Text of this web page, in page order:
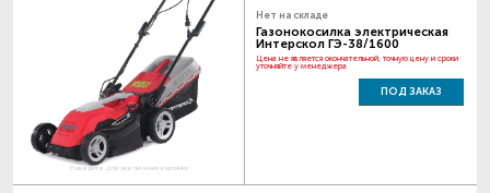
Наведите для увеличения картинки
Нет на складе
Газонокосилка электрическая
Интерскол ГЭ-38/1600
Цена не является окончательной, точную цену и сроки
уточняйте у менеджера
ПОД ЗАКАЗ